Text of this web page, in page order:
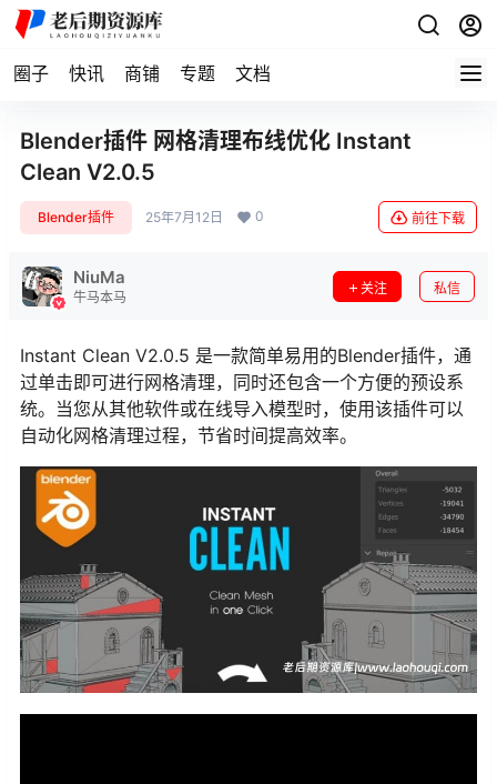
圈子 快讯 商铺 专题 文档
Blender插件 网格清理布线优化 Instant
Clean V2.0.5
Blender插件 25年7月12日 0 前往下载
NiuMa
牛马本马
关注 私信
Instant Clean V2.0.5 是一款简单易用的Blender插件，通
过单击即可进行网格清理，同时还包含一个方便的预设系
统。当您从其他软件或在线导入模型时，使用该插件可以
自动化网格清理过程，节省时间提高效率。